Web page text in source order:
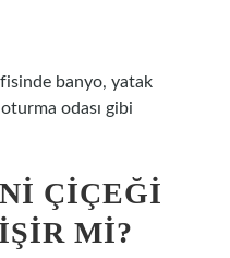
banyo, yatak
odası gibi
ÇIÇEĞI
MI?